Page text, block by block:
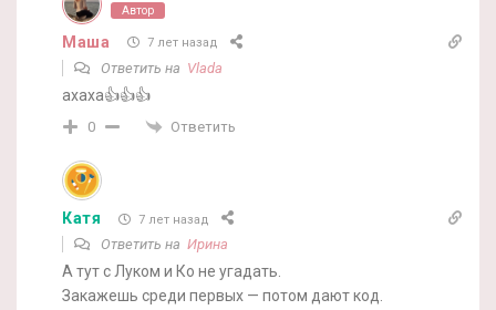
Автор
Маша 7 лет назад
Ответить на Vlada
ахаха👍👍👍
0 Ответить
Катя 7 лет назад
Ответить на Ирина
А тут с Луком и Ко не угадать.
Закажешь среди первых — потом дают код.